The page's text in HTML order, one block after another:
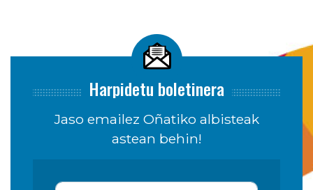
Harpidetu boletinera
Jaso emailez Oñatiko albisteak
astean behin!